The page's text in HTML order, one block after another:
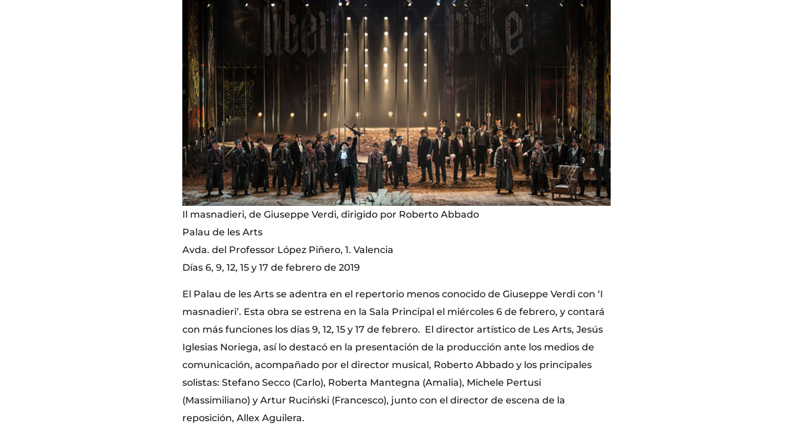
Il masnadieri, de Giuseppe Verdi, dirigido por Roberto Abbado
Palau de les Arts
Avda. del Professor López Piñero, 1. Valencia
Días 6, 9, 12, 15 y 17 de febrero de 2019
El Palau de les Arts se adentra en el repertorio menos conocido de Giuseppe Verdi con ‘I
masnadieri’. Esta obra se estrena en la Sala Principal el miércoles 6 de febrero, y contará
con más funciones los días 9, 12, 15 y 17 de febrero. El director artístico de Les Arts, Jesús
Iglesias Noriega, así lo destacó en la presentación de la producción ante los medios de
comunicación, acompañado por el director musical, Roberto Abbado y los principales
solistas: Stefano Secco (Carlo), Roberta Mantegna (Amalia), Michele Pertusi
(Massimiliano) y Artur Ruciński (Francesco), junto con el director de escena de la
reposición, Allex Aguilera.